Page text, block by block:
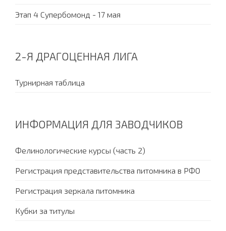
Этап 4 Супербомонд - 17 мая
2-Я ДРАГОЦЕННАЯ ЛИГА
Турнирная таблица
ИНФОРМАЦИЯ ДЛЯ ЗАВОДЧИКОВ
Фелинологические курсы (часть 2)
Регистрация представительства питомника в РФО
Регистрация зеркала питомника
Кубки за титулы